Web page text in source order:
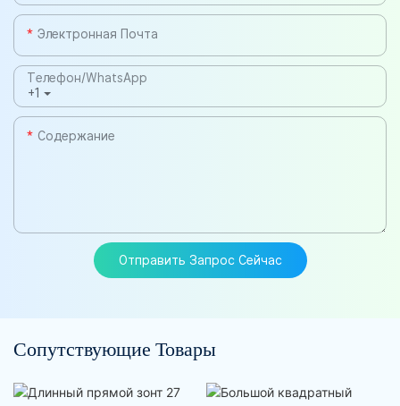
Электронная Почта
+1
Телефон/WhatsApp
Содержание
Отправить Запрос Сейчас
Сопутствующие Товары